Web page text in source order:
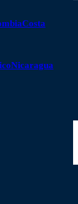
Costa
Nicaragua